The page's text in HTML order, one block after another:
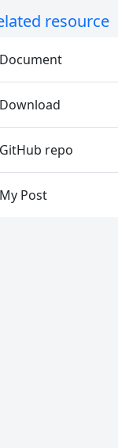
resource
Document
Download
GitHub repo
My Post